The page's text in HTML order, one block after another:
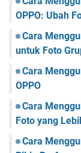
OPPO: Ubah
Cara
untuk Foto
Cara
OPPO
Cara
Foto yang
Cara